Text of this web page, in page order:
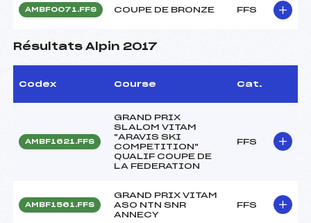
AMBF0071.FFS COUPE DE BRONZE FFS
Résultats Alpin 2017
Codex Course Cat.
AMBF1621.FFS
GRAND PRIX
SLALOM VITAM
"ARAVIS SKI
COMPETITION"
QUALIF COUPE DE
LA FEDERATION
FFS
AMBF1561.FFS
GRAND PRIX VITAM
ASO NTN SNR
ANNECY
FFS